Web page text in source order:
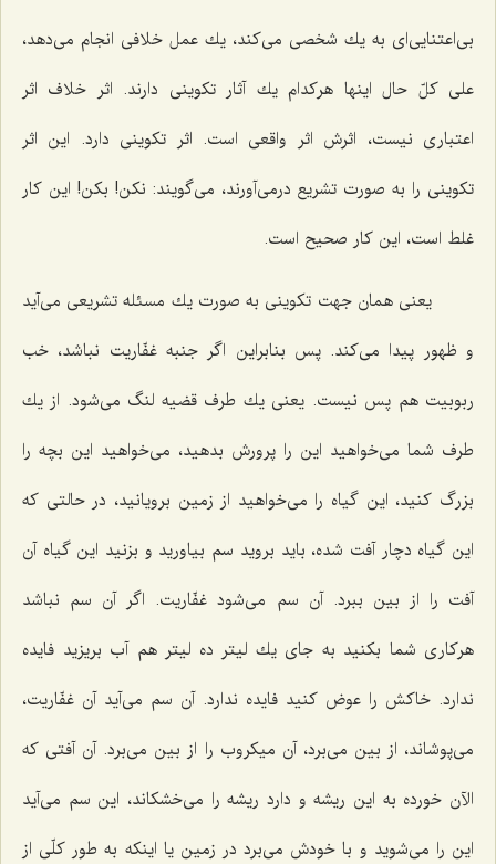
بی‌اعتنایی‌ای به یك شخصی می‌كند، یك عمل خلافی انجام می‌دهد،
علی كلّ حال اینها هركدام یك آثار تكوینی دارند. اثر خلاف اثر
اعتباری نیست، اثرش اثر واقعی است. اثر تكوینی دارد. این اثر
تكوینی را به صورت تشریع درمی‌آورند، می‌گویند: نكن! بكن! این كار
غلط است، این كار صحیح است.
یعنی همان جهت تكوینی به صورت یك مسئله تشریعی می‌آید
و ظهور پیدا می‌كند. پس بنابراین اگر جنبه غفّاریت نباشد، خب
ربوبیت هم پس نیست. یعنی یك طرف قضیه لنگ می‌شود. از یك
طرف شما می‌خواهید این را پرورش بدهید، می‌خواهید این بچه را
بزرگ كنید، این گیاه را می‌خواهید از زمین برویانید، در حالتی كه
این گیاه دچار آفت شده، باید بروید سم بیاورید و بزنید این گیاه آن
آفت را از بین ببرد. آن سم می‌شود غفّاریت. اگر آن سم نباشد
هركاری شما بكنید به جای یك لیتر ده لیتر هم آب بریزید فایده
ندارد. خاكش را عوض كنید فایده ندارد. آن سم می‌آید آن غفّاریت،
می‌پوشاند، از بین می‌برد، آن میكروب را از بین می‌برد. آن آفتی كه
الآن خورده به این ریشه و دارد ریشه را می‌خشكاند، این سم می‌آید
این را می‌شوید و با خودش می‌برد در زمین یا اینكه به طور كلّی از